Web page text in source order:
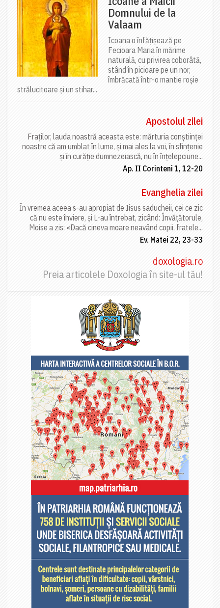
Domnului de la
Valaam
Icoana o înfățișează pe
Fecioara Maria în mărime
naturală, cu privirea coborâtă,
stând în picioare pe un nor,
îmbrăcată într-o mantie roșie
strălucitoare și un stihar...
Apostolul zilei
Fraților, lauda noastră aceasta este: mărturia conștiinței
noastre că am umblat în lume, și mai ales la voi, în sfințenie
și în curăție dumnezeiască, nu în înțelepciune...
Ap. II Corinteni 1, 12-20
Evanghelia zilei
În vremea aceea s-au apropiat de Iisus saducheii, cei ce zic
că nu este înviere, și L-au întrebat, zicând: Învățătorule,
Moise a zis: «Dacă cineva moare neavând copii, fratele...
Ev. Matei 22, 23-33
doxologia.ro
Preia articolele Doxologia în site-ul tău!